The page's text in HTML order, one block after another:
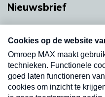
Nieuwsbrief
nieuwsbrief. Elke
uw mailbox.